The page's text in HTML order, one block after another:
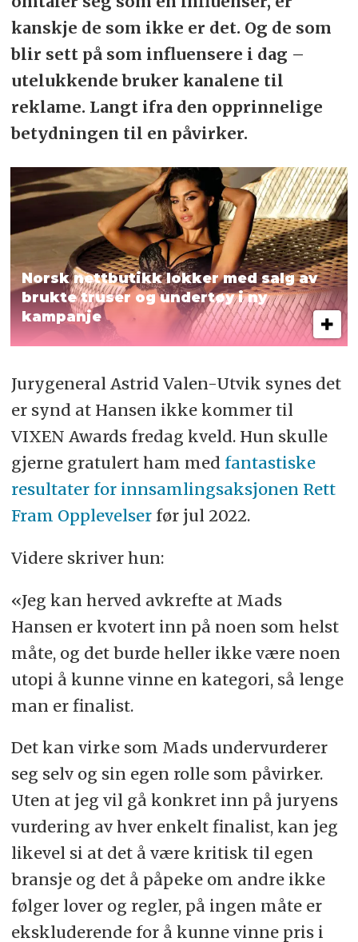
kanskje de som ikke er det. Og de som
blir sett på som influensere i dag –
utelukkende bruker kanalene til
reklame. Langt ifra den opprinnelige
betydningen til en påvirker.
Norsk nettbutikk lokker med salg av
brukte truser og undertøy i ny
kampanje
Jurygeneral Astrid Valen-Utvik synes det
er synd at Hansen ikke kommer til
VIXEN Awards fredag kveld. Hun skulle
gjerne gratulert ham med fantastiske
resultater for innsamlingsaksjonen Rett
Fram Opplevelserfør jul 2022.
Videre skriver hun:
«Jeg kan herved avkrefte at Mads
Hansen er kvotert inn på noen som helst
måte, og det burde heller ikke være noen
utopi å kunne vinne en kategori, så lenge
man er finalist.
Det kan virke som Mads undervurderer
seg selv og sin egen rolle som påvirker.
Uten at jeg vil gå konkret inn på juryens
vurdering av hver enkelt finalist, kan jeg
likevel si at det å være kritisk til egen
bransje og det å påpeke om andre ikke
følger lover og regler, på ingen måte er
ekskluderende for å kunne vinne pris i